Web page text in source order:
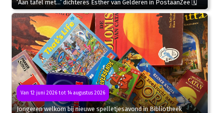
‘Aan tafel met…’ dichteres Esther van Gelderen in PostaanZee 🗓
Van 12 juni 2026 tot 14 augustus 2026
Jongeren welkom bij nieuwe spelletjesavond in Bibliotheek